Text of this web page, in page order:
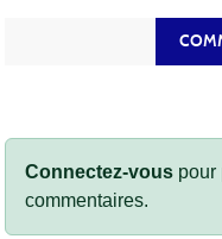
Connectez-vous pour
commentaires.